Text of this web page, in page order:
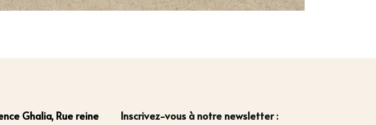
Ghalia, Rue reine
Inscrivez-vous à notre newsletter :